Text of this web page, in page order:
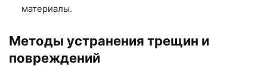
материалы.
Методы устранения трещин и
повреждений